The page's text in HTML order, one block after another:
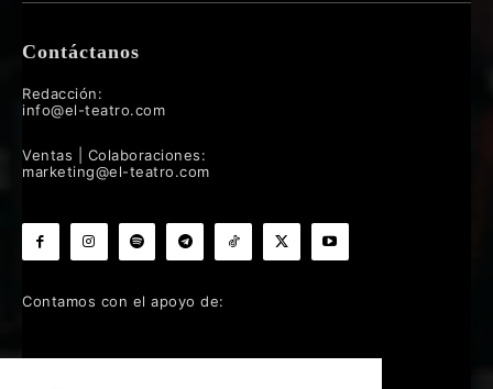
Contáctanos
Redacción:
info@el-teatro.com
Ventas | Colaboraciones:
marketing@el-teatro.com
Contamos con el apoyo de: